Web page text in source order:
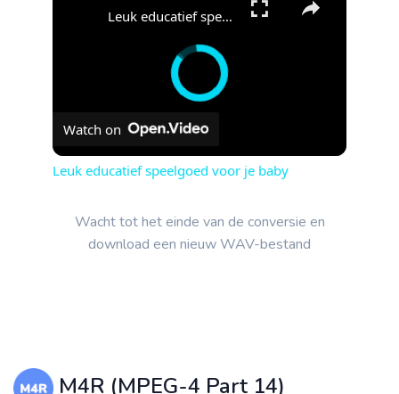
Leuk educatief speelgoed voor je baby
Watch on
Leuk educatief speelgoed voor je baby
Wacht tot het einde van de conversie en
download een nieuw WAV-bestand
M4R (MPEG-4 Part 14)